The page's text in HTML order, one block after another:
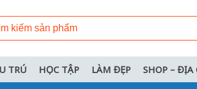
TRÚ HỌC TẬP LÀM ĐẸP SHOP – ĐỊA